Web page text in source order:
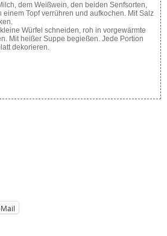
dem Weißwein, den beiden Senfsorten,
einem Topf verrühren und aufkochen. Mit Salz
Würfel schneiden, roh in vorgewärmte
Mit heißer Suppe begießen. Jede Portion
dekorieren.
Mail